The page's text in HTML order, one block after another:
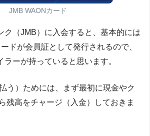
JMB WAONカード
ク（JMB）に入会すると、基本的には
ドが会員証として発行されるので、
ラーが持っていると思います。
う）ためには、まず最初に現金やク
残高をチャージ（入金）しておきま